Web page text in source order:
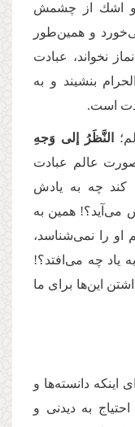
و اشك از چشمش
و همین‌طور
نخواند، عبادت
بنشیند و به
است.
النَّظَرُ إلى وَجهِ
عالم عبادت
كند چه به یادش
مى‌‌آید؟! همین به
او را نمى‌‌شناسد،
یاد چه مى‌‌افتد؟!
این‌ها براى ما
اینكه دانسته‌ها و
به دیدنى و